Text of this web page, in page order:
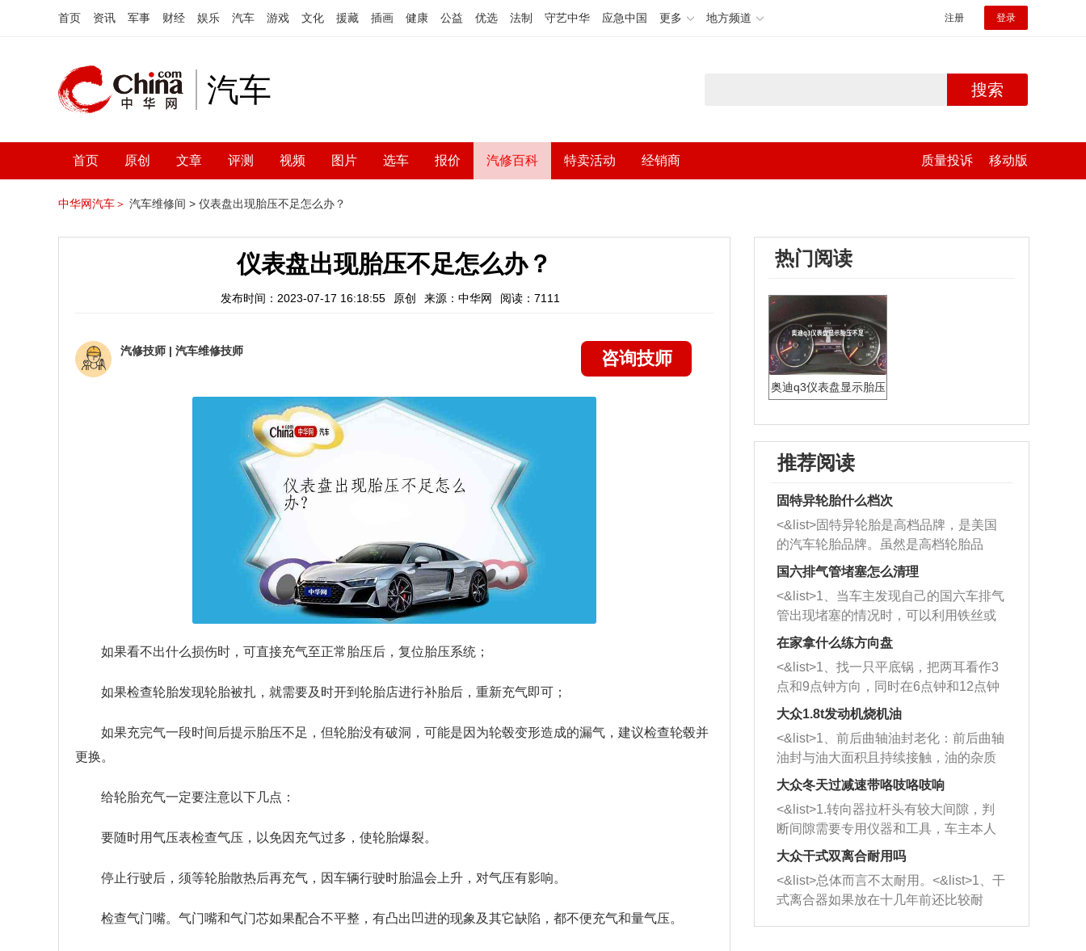
首页 资讯 军事 财经 娱乐 汽车 游戏 文化 援藏 插画 健康 公益 优选 法制 守艺中华 应急中国 更多 地方频道 注册 登录
汽车 搜索
首页 原创 文章 评测 视频 图片 选车 报价 汽修百科 特卖活动 经销商 质量投诉 移动版
中华网汽车＞ 汽车维修间 > 仪表盘出现胎压不足怎么办？
仪表盘出现胎压不足怎么办？
发布时间：2023-07-17 16:18:55 原创 来源：中华网 阅读：7111
汽修技师 | 汽车维修技师 咨询技师
如果看不出什么损伤时，可直接充气至正常胎压后，复位胎压系统；
如果检查轮胎发现轮胎被扎，就需要及时开到轮胎店进行补胎后，重新充气即可；
如果充完气一段时间后提示胎压不足，但轮胎没有破洞，可能是因为轮毂变形造成的漏气，建议检查轮毂并
更换。
给轮胎充气一定要注意以下几点：
要随时用气压表检查气压，以免因充气过多，使轮胎爆裂。
停止行驶后，须等轮胎散热后再充气，因车辆行驶时胎温会上升，对气压有影响。
检查气门嘴。气门嘴和气门芯如果配合不平整，有凸出凹进的现象及其它缺陷，都不便充气和量气压。
热门阅读
奥迪q3仪表盘显示胎压
推荐阅读
固特异轮胎什么档次
<&list>固特异轮胎是高档品牌，是美国
的汽车轮胎品牌。虽然是高档轮胎品
牌，但是中高低端的轮胎都有生产，这
也是为了更好的开拓市场。
国六排气管堵塞怎么清理
<&list>1、当车主发现自己的国六车排气
管出现堵塞的情况时，可以利用铁丝或
者是细棍，直接将杂物给取出来，如果
堵塞情况比较严重，也可以采取应急措
施。 <&list>2、直接利用木棍将所有的
杂物推到排气管里面的位置处，然后将
三元催化器拆解开，就可以将堵塞的东
西取出来。但如果是因为积碳过多引起
的堵塞，就需要将三元催化器泡在草酸
洗剂对堵塞的情况得到解决，将清洗剂
放在燃油箱中，与燃油混合后，车辆启
动时，就可以和汽油一起进入到燃烧
室，最后形成废气排出，就可以让三元
催化器得到清洗，排气管堵塞的情况就
能够得到解决。
在家拿什么练方向盘
<&list>1、找一只平底锅，把两耳看作3
点和9点钟方向，同时在6点钟和12点钟
方向做一个标记。 <&list>2、双手握住
一圈半的练习，往右同样也要打相同的
圈数。 <&list>3、最后强调要反复练
习，这样就可以形成肌肉记忆，在真实
驾驶车辆时，不需要记忆也能打好方
向。
大众1.8t发动机烧机油
<&list>1、前后曲轴油封老化：前后曲轴
油封与油大面积且持续接触，油的杂质
和发动机内持续温度变化使其密封效果
逐渐减弱，导致渗油或漏油。<&list>2、
活塞间隙过大：积碳会使活塞环与缸体
的间隙扩大，导致机油流入燃烧室中，
造成烧机油。<&list>3、机油粘度。使用
机油粘度过小的话，同样会有烧机油现
象，机油粘度过小具有很好的流动性，
大众冬天过减速带咯吱咯吱响
<&list>1.转向器拉杆头有较大间隙，判
断间隙需要专用仪器和工具，车主本人
无法制作，需要将车辆送到修理厂或4s
店；<&list>2.车辆半轴套管防尘罩破
裂，破裂后会出现漏油现象，使半轴磨
损严重，磨损的半轴容易损坏，产生异
响；<&list>3.稳定器的转向胶套和球头
大众干式双离合耐用吗
<&list>总体而言不太耐用。<&list>1、干
式离合器如果放在十几年前还比较耐